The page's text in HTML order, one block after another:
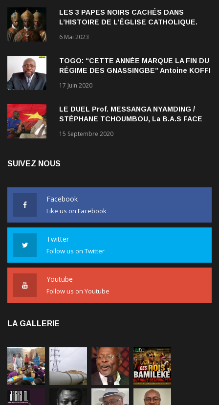
LES 3 PAPES NOIRS CACHÉS DANS
L’HISTOIRE DE L’ÉGLISE CATHOLIQUE.
6 Mai 2023
TOGO: “CETTE ANNÉE MARQUE LA FIN DU
RÉGIME DES GNASSINGBE” Antoine KOFFI
17 Juin 2020
LE DUEL Prof. MESSANGA NYAMDING /
STÉPHANE TCHOUMBOU, La B.A.S FACE
15 Septembre 2020
SUIVEZ NOUS
Facebook
Like us on Facebook
Twitter
Follow us on Twitter
Youtube
Follow us on Youtube
LA GALLERIE